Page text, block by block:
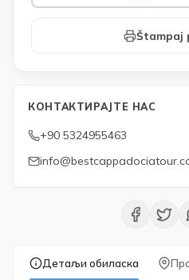
Детаљи обиласка
Štampaj
КОНТАКТИРАЈТЕ НАС
+90 5324955463